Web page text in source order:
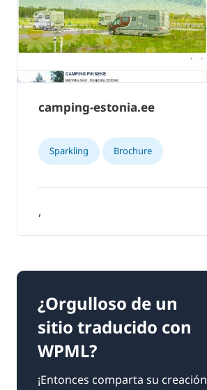
camping-estonia.ee
Sparkling Brochure
,
¿Orgulloso de un
sitio traducido con
WPML?
¡Entonces comparta su creación